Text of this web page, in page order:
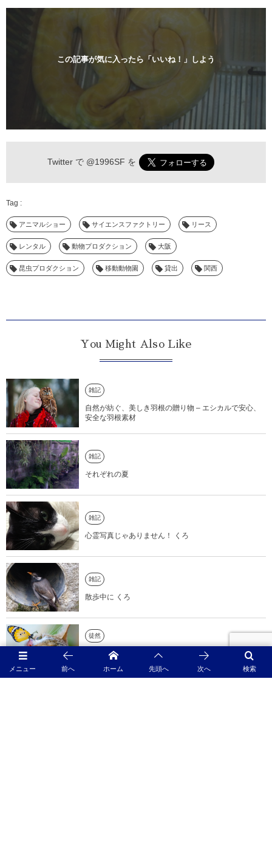
この記事が気に入ったら「いいね！」しよう
Twitter で @1996SF を
アニマルショー サイエンスファクトリー リース
レンタル 動物プロダクション 大阪
昆虫プロダクション 移動動物園 貸出 関西
You Might Also Like
雑記
自然が紡ぐ、美しき羽根の贈り物 – エシカルで安心、
安全な羽根素材
雑記
それぞれの夏
雑記
心霊写真じゃありません！ くろ
雑記
散歩中に くろ
徒然
愛するペットの最期に寄り添うとき…迷い、悩み、そ
メニュー 検索
前へ ホーム 先頭へ 次へ